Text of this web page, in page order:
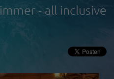
- all inclusive